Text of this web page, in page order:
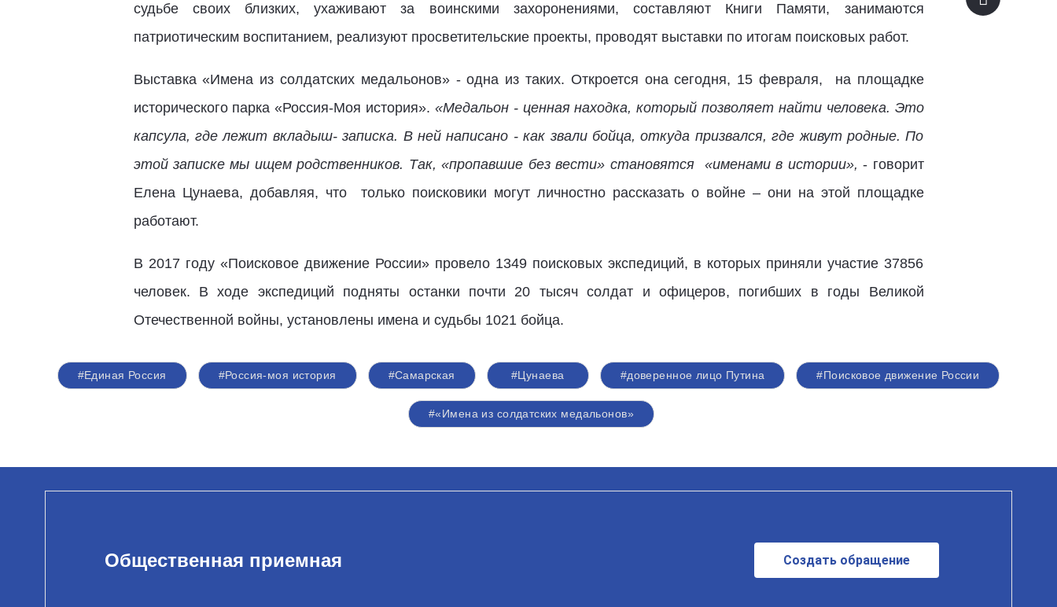
судьбе своих близких, ухаживают за воинскими захоронениями, составляют Книги Памяти, занимаются
патриотическим воспитанием, реализуют просветительские проекты, проводят выставки по итогам поисковых работ.
Выставка «Имена из солдатских медальонов» - одна из таких. Откроется она сегодня, 15 февраля, на площадке
исторического парка «Россия-Моя история». «Медальон - ценная находка, который позволяет найти человека. Это
капсула, где лежит вкладыш- записка. В ней написано - как звали бойца, откуда призвался, где живут родные. По
этой записке мы ищем родственников. Так, «пропавшие без вести» становятся «именами в истории», - говорит
Елена Цунаева, добавляя, что только поисковики могут личностно рассказать о войне – они на этой площадке
работают.
В 2017 году «Поисковое движение России» провело 1349 поисковых экспедиций, в которых приняли участие 37856
человек. В ходе экспедиций подняты останки почти 20 тысяч солдат и офицеров, погибших в годы Великой
Отечественной войны, установлены имена и судьбы 1021 бойца.
#Единая Россия #Россия-моя история #Самарская #Цунаева #доверенное лицо Путина #Поисковое движение России
#«Имена из солдатских медальонов»
Общественная приемная Создать обращение